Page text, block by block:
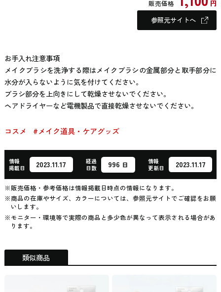
販売価格
円
参照元サイトへ
お手入れ注意事項
メイクブラシを洗浄する際はメイクブラシの金属部分と取手部分に
水分が入らないように気を付けてください。
ブラシ部分を上向きにして乾燥させないでください。
ヘアドライヤーなど電機製品で直接乾燥させないでください。
コスメ #メイク道具・ケアグッズ
情報
掲載日
2023.11.17
経過
日数
996 日
情報
更新日
2023.11.17
※販売価格・参考価格は情報掲載日時点の情報になります。
※商品の在庫やサイズ、カラーについては、参照元サイトでご確認をお願
いします。
※モニター・環境等で実際の商品と多少色が異なって表示される場合があ
ります。
類似商品